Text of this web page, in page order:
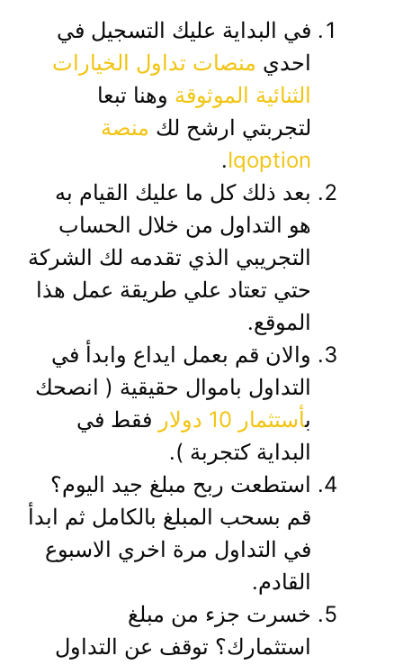
في البداية عليك التسجيل في
احدي منصات تداول الخيارات
الثنائية الموثوقة وهنا تبعا
لتجربتي ارشح لك منصة
Iqoption
.
بعد ذلك كل ما عليك القيام به
هو التداول من خلال الحساب
التجريبي الذي تقدمه لك الشركة
حتي تعتاد علي طريقة عمل هذا
الموقع.
والان قم بعمل ايداع وابدأ في
التداول باموال حقيقية ( انصحك
بأستثمار 10 دولار
فقط في
البداية كتجربة ).
استطعت ربح مبلغ جيد اليوم؟
قم بسحب المبلغ بالكامل ثم ابدأ
في التداول مرة اخري الاسبوع
القادم.
خسرت جزء من مبلغ
استثمارك؟ توقف عن التداول